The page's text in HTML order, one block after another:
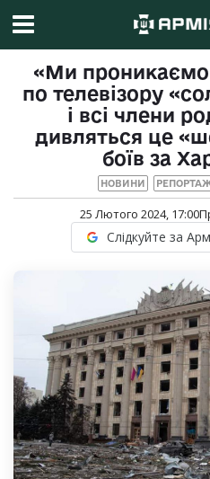
«Ми проникаємо
по телевізору
і всі члени
дивляться це
боїв за
НОВИНИ
25 Лютого 2024, 17:00
Слідкуйте за